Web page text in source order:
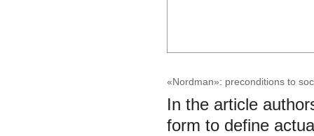
«Nordman»: preconditions to
In the article
form to define